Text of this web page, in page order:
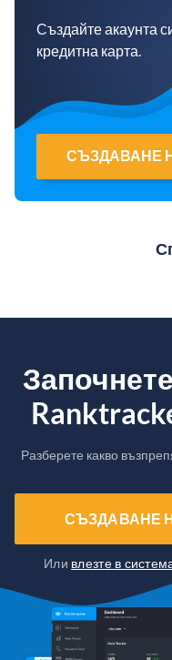
Създайте акаунта
кредитна карта.
СЪЗДАВАНЕ
Разберете какво
СЪЗДАВАНЕ
Или влезте в